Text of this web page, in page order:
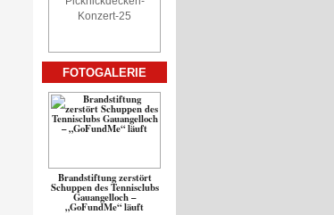
FOTOGALERIE
Brandstiftung zerstört
Schuppen des Tennisclubs
Gauangelloch –
„GoFundMe“ läuft